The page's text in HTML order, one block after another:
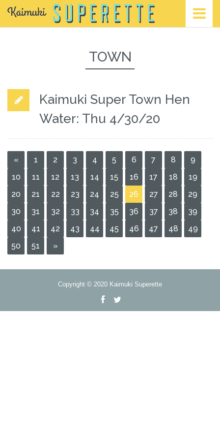
TOWN
Kaimuki Super Town Hen
Water: Thu 4/30/20
« 1 2 3 4 5 6 7 8
9
10
11 12 13 14 15 16 17 18
19
20
21 22 23 24 25 26 27 28
29
30
31 32 33 34 35 36 37 38
39
40
41 42 43 44 45 46 47 48
49
50
51 »
Copyright © 2020 Kaimuki Superette